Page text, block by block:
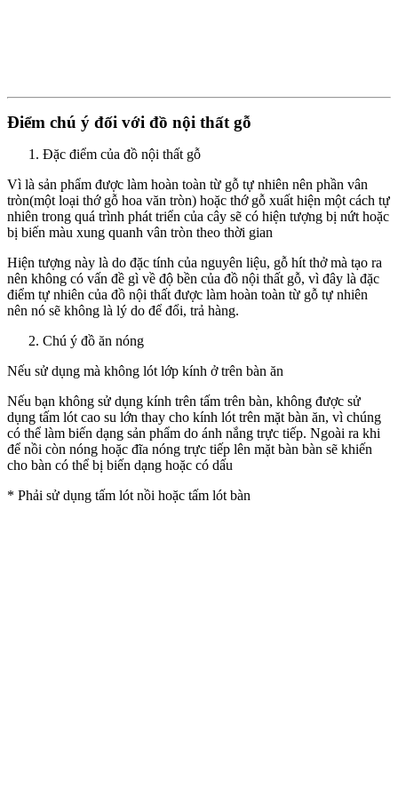
Điểm chú ý đối với đồ nội thất gỗ
Đặc điểm của đồ nội thất gỗ
Vì là sản phẩm được làm hoàn toàn từ gỗ tự nhiên nên phần vân
tròn(một loại thớ gỗ hoa văn tròn) hoặc thớ gỗ xuất hiện một cách tự
nhiên trong quá trình phát triển của cây sẽ có hiện tượng bị nứt hoặc
bị biến màu xung quanh vân tròn theo thời gian
Hiện tượng này là do đặc tính của nguyên liệu, gỗ hít thở mà tạo ra
nên không có vấn đề gì về độ bền của đồ nội thất gỗ, vì đây là đặc
điểm tự nhiên của đồ nội thất được làm hoàn toàn từ gỗ tự nhiên
nên nó sẽ không là lý do để đổi, trả hàng.
Chú ý đồ ăn nóng
Nếu sử dụng mà không lót lớp kính ở trên bàn ăn
Nếu bạn không sử dụng kính trên tấm trên bàn, không được sử
dụng tấm lót cao su lớn thay cho kính lót trên mặt bàn ăn, vì chúng
có thể làm biến dạng sản phẩm do ánh nắng trực tiếp. Ngoài ra khi
để nồi còn nóng hoặc đĩa nóng trực tiếp lên mặt bàn bàn sẽ khiến
cho bàn có thể bị biến dạng hoặc có dấu
* Phải sử dụng tấm lót nồi hoặc tấm lót bàn